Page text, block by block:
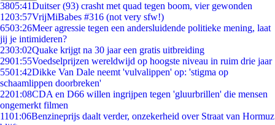
3805:41Duitser (93) crasht met quad tegen boom, vier gewonden
1203:57VrijMiBabes #316 (not very sfw!)
6503:26Meer agressie tegen een andersluidende politieke mening, laat
jij je intimideren?
2303:02Quake krijgt na 30 jaar een gratis uitbreiding
2901:55Voedselprijzen wereldwijd op hoogste niveau in ruim drie jaar
5501:42Dikke Van Dale neemt 'vulvalippen' op: 'stigma op
schaamlippen doorbreken'
2201:08CDA en D66 willen ingrijpen tegen 'gluurbrillen' die mensen
ongemerkt filmen
1101:06Benzineprijs daalt verder, onzekerheid over Straat van Hormuz